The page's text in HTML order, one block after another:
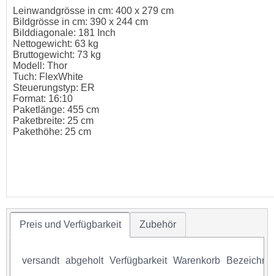
Leinwandgrösse in cm: 400 x 279 cm
Bildgrösse in cm: 390 x 244 cm
Bilddiagonale: 181 Inch
Nettogewicht: 63 kg
Bruttogewicht: 73 kg
Modell: Thor
Tuch: FlexWhite
Steuerungstyp: ER
Format: 16:10
Paketlänge: 455 cm
Paketbreite: 25 cm
Pakethöhe: 25 cm
Preis und Verfügbarkeit Zubehör
versandt abgeholt Verfügbarkeit Warenkorb